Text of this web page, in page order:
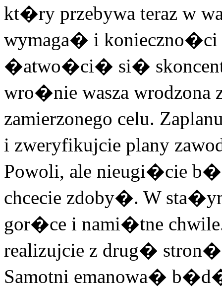
kt�ry przebywa teraz w
wymaga� i konieczno�ci
�atwo�ci� si�
wro�nie wasza
zamierzonego celu.
i zweryfikujcie plany
Powoli, ale nieugi�cie
chcecie zdoby�. W
gor�ce i nami�tne
realizujcie z drug� stron�
Samotni emanowa�